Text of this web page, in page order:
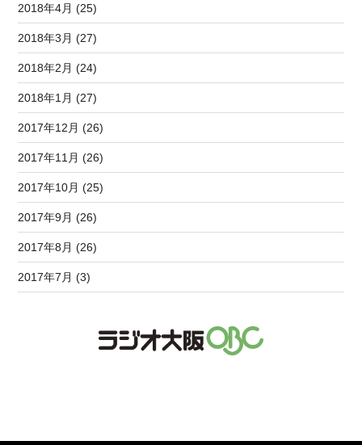
2018年4月 (25)
2018年3月 (27)
2018年2月 (24)
2018年1月 (27)
2017年12月 (26)
2017年11月 (26)
2017年10月 (25)
2017年9月 (26)
2017年8月 (26)
2017年7月 (3)